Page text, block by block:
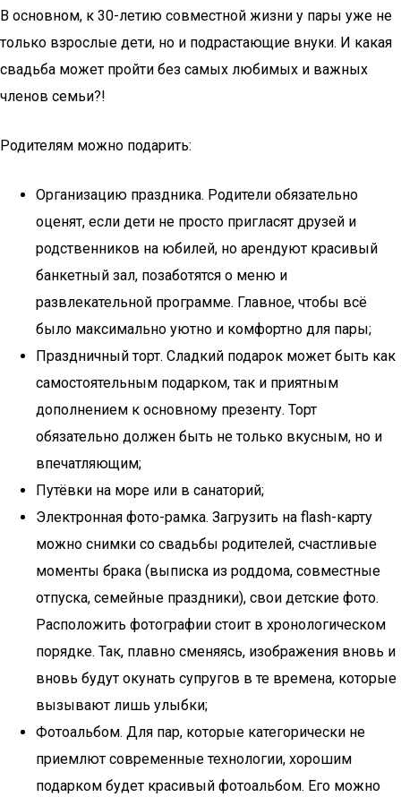
В основном, к 30-летию совместной жизни у пары уже не
только взрослые дети, но и подрастающие внуки. И какая
свадьба может пройти без самых любимых и важных
членов семьи?!
Родителям можно подарить:
Организацию праздника. Родители обязательно
оценят, если дети не просто пригласят друзей и
родственников на юбилей, но арендуют красивый
банкетный зал, позаботятся о меню и
развлекательной программе. Главное, чтобы всё
было максимально уютно и комфортно для пары;
Праздничный торт. Сладкий подарок может быть как
самостоятельным подарком, так и приятным
дополнением к основному презенту. Торт
обязательно должен быть не только вкусным, но и
впечатляющим;
Путёвки на море или в санаторий;
Электронная фото-рамка. Загрузить на flash-карту
можно снимки со свадьбы родителей, счастливые
моменты брака (выписка из роддома, совместные
отпуска, семейные праздники), свои детские фото.
Расположить фотографии стоит в хронологическом
порядке. Так, плавно сменяясь, изображения вновь и
вновь будут окунать супругов в те времена, которые
вызывают лишь улыбки;
Фотоальбом. Для пар, которые категорически не
приемлют современные технологии, хорошим
подарком будет красивый фотоальбом. Его можно